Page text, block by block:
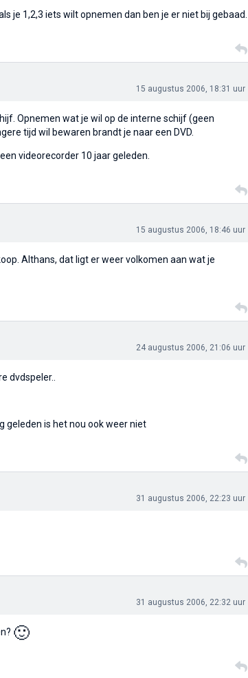
je 1,2,3 iets wilt opnemen dan ben je er niet bij gebaad.
15 augustus 2006, 18:31 uur
Opnemen wat je wil op de interne schijf (geen
tijd wil bewaren brandt je naar een DVD.
videorecorder 10 jaar geleden.
15 augustus 2006, 18:46 uur
Althans, dat ligt er weer volkomen aan wat je
24 augustus 2006, 21:06 uur
dvdspeler..
geleden is het nou ook weer niet
31 augustus 2006, 22:23 uur
31 augustus 2006, 22:32 uur
🙂